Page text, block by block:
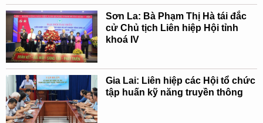
Sơn La: Bà Phạm Thị Hà tái đắc
cử Chủ tịch Liên hiệp Hội tỉnh
khoá IV
Gia Lai: Liên hiệp các Hội tổ chức
tập huấn kỹ năng truyền thông